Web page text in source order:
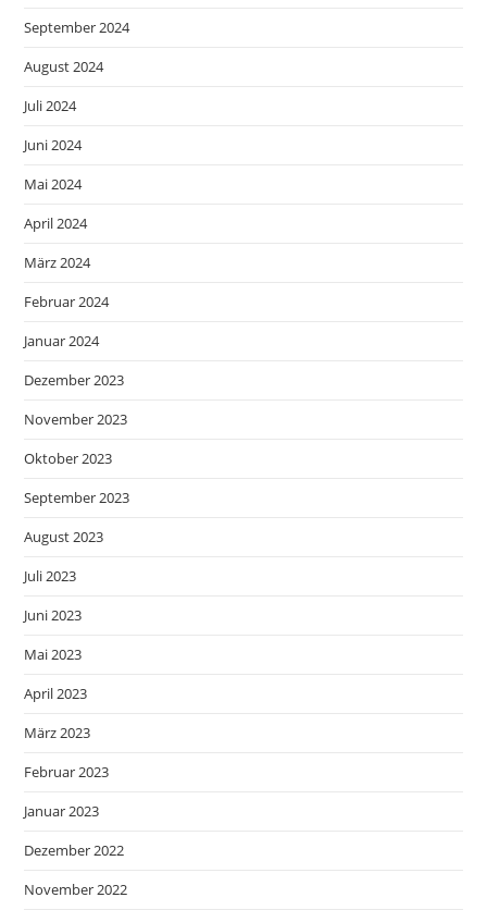
September 2024
August 2024
Juli 2024
Juni 2024
Mai 2024
April 2024
März 2024
Februar 2024
Januar 2024
Dezember 2023
November 2023
Oktober 2023
September 2023
August 2023
Juli 2023
Juni 2023
Mai 2023
April 2023
März 2023
Februar 2023
Januar 2023
Dezember 2022
November 2022